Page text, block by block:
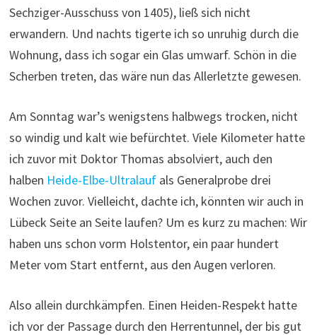
Sechziger-Ausschuss von 1405), ließ sich nicht
erwandern. Und nachts tigerte ich so unruhig durch die
Wohnung, dass ich sogar ein Glas umwarf. Schön in die
Scherben treten, das wäre nun das Allerletzte gewesen.
Am Sonntag war’s wenigstens halbwegs trocken, nicht
so windig und kalt wie befürchtet. Viele Kilometer hatte
ich zuvor mit Doktor Thomas absolviert, auch den
halben Heide-Elbe-Ultralaufals Generalprobe drei
Wochen zuvor. Vielleicht, dachte ich, könnten wir auch in
Lübeck Seite an Seite laufen? Um es kurz zu machen: Wir
haben uns schon vorm Holstentor, ein paar hundert
Meter vom Start entfernt, aus den Augen verloren.
Also allein durchkämpfen. Einen Heiden-Respekt hatte
ich vor der Passage durch den Herrentunnel, der bis gut